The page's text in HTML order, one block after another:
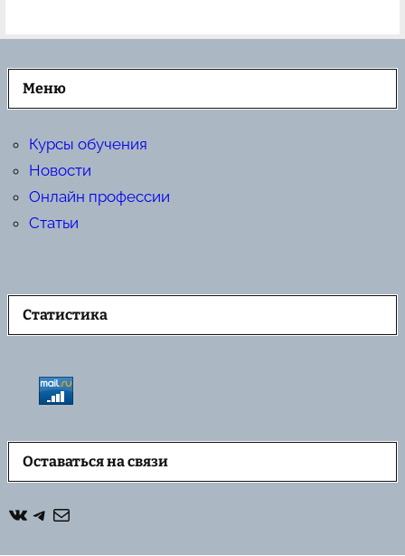
Меню
Курсы обучения
Новости
Онлайн профессии
Статьи
Статистика
Оставаться на связи
ВКонтакте Telegram Почта